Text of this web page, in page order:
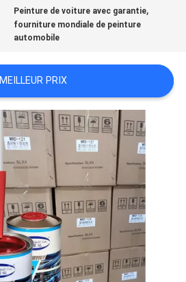
Peinture de voiture avec garantie,
fourniture mondiale de peinture
automobile
MEILLEUR PRIX